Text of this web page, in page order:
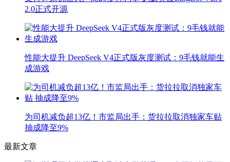
2.0正式开源
性能大提升 DeepSeek V4正式版灰度测试：9毛钱就能生
成游戏
为司机减负超13亿！市监局出手：货拉拉取消独家车贴
抽成降至9%
最新文章